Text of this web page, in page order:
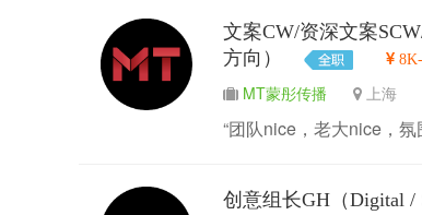
文案CW/资深文案
方向）
MT蒙彤传播 上海
“团队nice，老大nice，氛
创意组长GH（Digital /